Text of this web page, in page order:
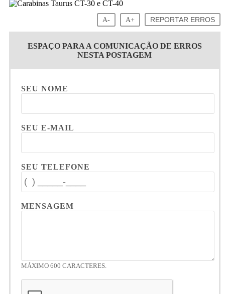
A- A+ REPORTAR ERROS
ESPAÇO PARA A COMUNICAÇÃO DE ERROS
NESTA POSTAGEM
SEU NOME
SEU E-MAIL
SEU TELEFONE
MENSAGEM
MÁXIMO 600 CARACTERES.